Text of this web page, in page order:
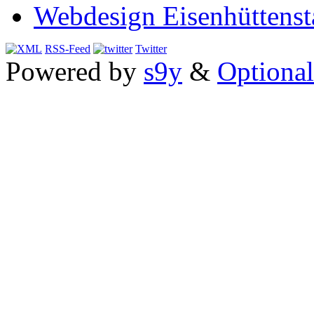
Webdesign
RSS-Feed Twitter
Powered by s9y &